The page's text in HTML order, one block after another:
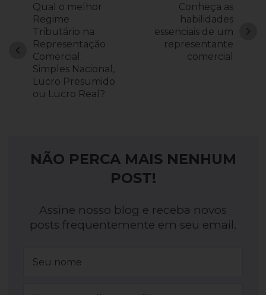
Qual o melhor
Regime
Tributário na
Representação
Comercial:
Simples Nacional,
Lucro Presumido
ou Lucro Real?
chevron_left
Conheça as
habilidades
essenciais de um
representante
comercial
chevron_right
NÃO PERCA MAIS NENHUM
POST!
Assine nosso blog e receba novos
posts frequentemente em seu email.